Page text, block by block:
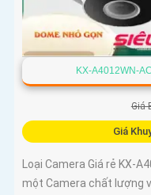
KX-A4012WN-
Giá
Giá
Loại Camera Giá rẻ KX-
một Camera chất lượng